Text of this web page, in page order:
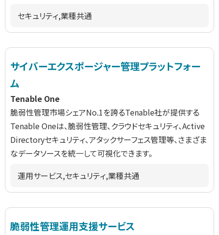
セキュリティ,業種共通
サイバーエクスポージャー管理プラットフォー
ム
Tenable One
脆弱性管理市場シェアNo.1を誇るTenable社が提供する
Tenable Oneは、脆弱性管理、クラウドセキュリティ、Active
Directoryセキュリティ、アタックサーフェス管理等、さまざま
なデータソースを統一して可視化できます。
運用サービス,セキュリティ,業種共通
脆弱性管理運用支援サービス